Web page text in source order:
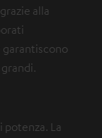
alla
garantiscono
La